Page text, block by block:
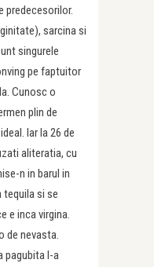
predecesorilor.
sarcina si
singurele
pe faptuitor
Cunosc o
plin de
Iar la 26 de
aliteratia, cu
n in barul in
tequila si se
e inca virgina.
de nevasta.
pagubita l-a